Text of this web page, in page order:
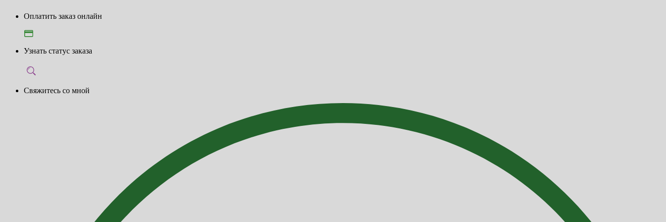
Оплатить заказ онлайн
Узнать статус заказа
Свяжитесь со мной